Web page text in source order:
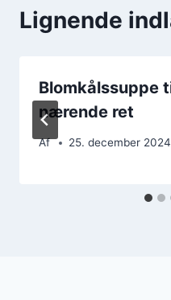
Lignende
Blomkålssuppe
nærende ret
Af 25. december 2024